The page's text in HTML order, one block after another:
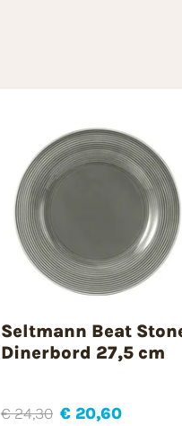
Seltmann Beat
Dinerbord 27,5 cm
€ 24,30 € 20,60